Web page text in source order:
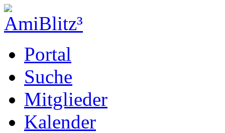
Portal
Suche
Mitglieder
Kalender